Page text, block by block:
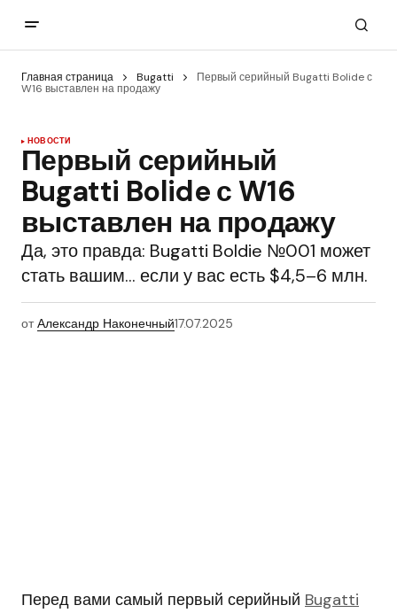
Главная страница Bugatti
Первый серийный Bugatti Bolide с
W16 выставлен на продажу
НОВОСТИ
Первый серийный
Bugatti Bolide с W16
выставлен на продажу
Да, это правда: Bugatti Boldie №001 может
стать вашим… если у вас есть $4,5–6 млн.
от Александр Наконечный17.07.2025
Перед вами самый первый серийный Bugatti